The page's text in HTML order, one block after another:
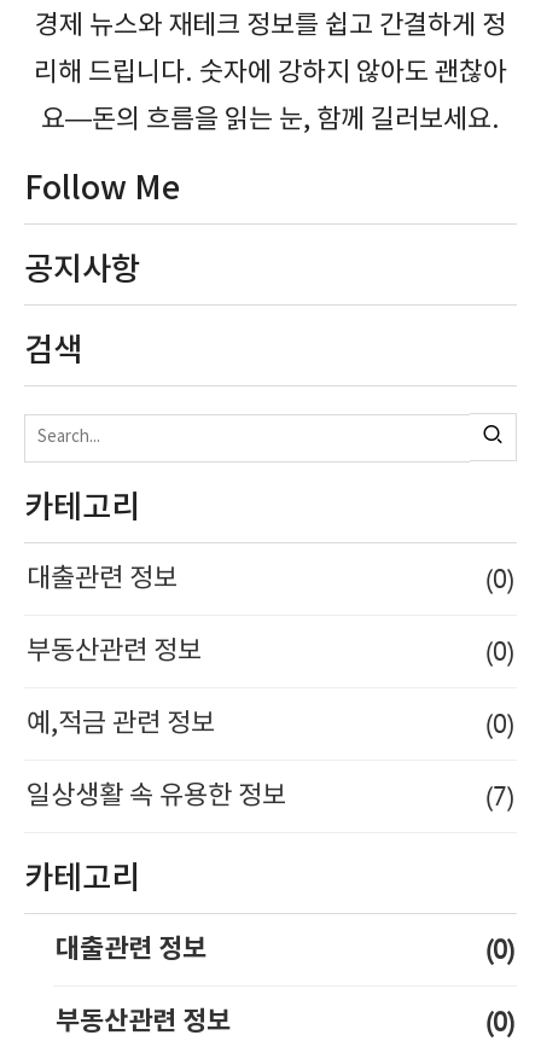
경제 뉴스와 재테크 정보를 쉽고 간결하게 정
리해 드립니다. 숫자에 강하지 않아도 괜찮아
요—돈의 흐름을 읽는 눈, 함께 길러보세요.
Follow Me
공지사항
검색
카테고리
대출관련 정보 (0)
부동산관련 정보 (0)
예,적금 관련 정보 (0)
일상생활 속 유용한 정보 (7)
카테고리
대출관련 정보 (0)
부동산관련 정보 (0)